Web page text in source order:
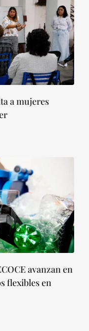
a mujeres
avanzan en
flexibles en